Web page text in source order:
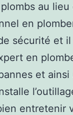
au lieu
en
sécurité et il
en
et
entretenir